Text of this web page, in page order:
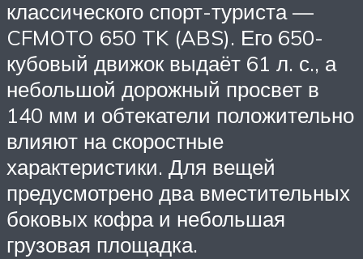
классического спорт-туриста —
CFMOTO 650 TK (ABS). Его 650-
кубовый движок выдаёт 61 л. с., а
небольшой дорожный просвет в
140 мм и обтекатели положительно
влияют на скоростные
характеристики. Для вещей
предусмотрено два вместительных
боковых кофра и небольшая
грузовая площадка.